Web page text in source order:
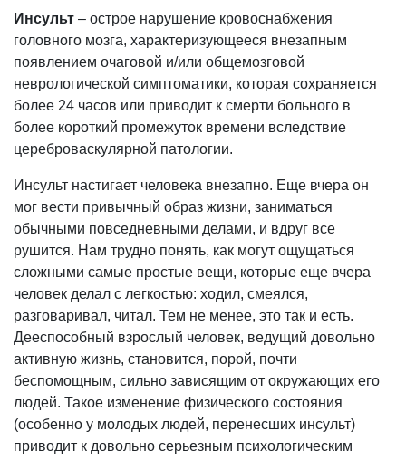
Инсульт – острое нарушение кровоснабжения
головного мозга, характеризующееся внезапным
появлением очаговой и/или общемозговой
неврологической симптоматики, которая сохраняется
более 24 часов или приводит к смерти больного в
более короткий промежуток времени вследствие
цереброваскулярной патологии.
Инсульт настигает человека внезапно. Еще вчера он
мог вести привычный образ жизни, заниматься
обычными повседневными делами, и вдруг все
рушится. Нам трудно понять, как могут ощущаться
сложными самые простые вещи, которые еще вчера
человек делал с легкостью: ходил, смеялся,
разговаривал, читал. Тем не менее, это так и есть.
Дееспособный взрослый человек, ведущий довольно
активную жизнь, становится, порой, почти
беспомощным, сильно зависящим от окружающих его
людей. Такое изменение физического состояния
(особенно у молодых людей, перенесших инсульт)
приводит к довольно серьезным психологическим